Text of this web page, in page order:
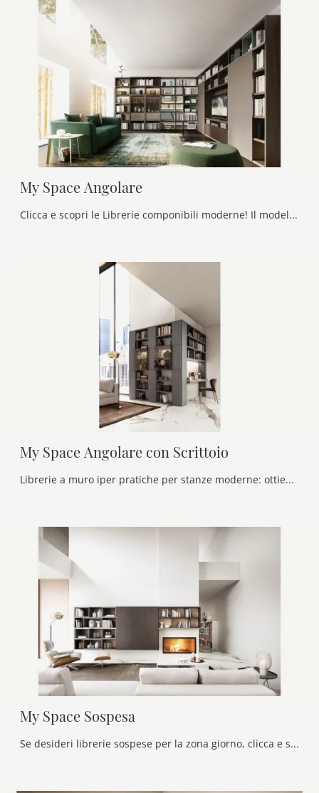
My Space Angolare
Clicca e scopri le Librerie componibili moderne! Il modello My Space Angolare Alf Da Frè saprà completare un living operativo e pratico.
My Space Angolare con Scrittoio
Librerie a muro iper pratiche per stanze moderne: ottieni informazioni sul modello My Space Angolare con Scrittoio del marchio Alf Da Frè!
My Space Sospesa
Se desideri librerie sospese per la zona giorno, clicca e scopri le nostre soluzioni moderne: il modello My Space Sospesa Alf Da Frè ti aspetta!